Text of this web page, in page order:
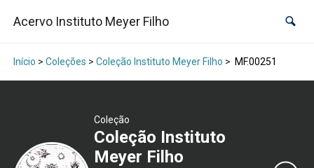
Acervo Instituto Meyer Filho
Início > Coleções > Coleção Instituto Meyer Filho > MF.00251
Coleção
Coleção Instituto
Meyer Filho